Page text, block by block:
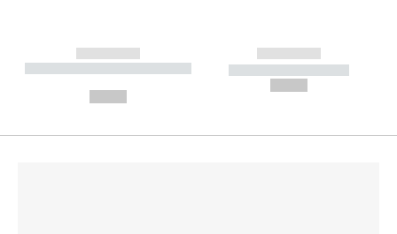
------------
----------- ----------- --------
------------
----------- -----------